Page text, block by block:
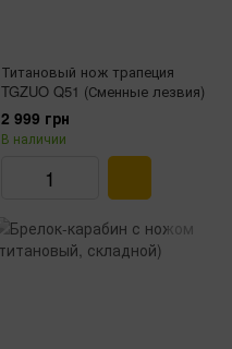
Титановый нож трапеция
TGZUO Q51 (Сменные лезвия)
2 999 грн
В наличии